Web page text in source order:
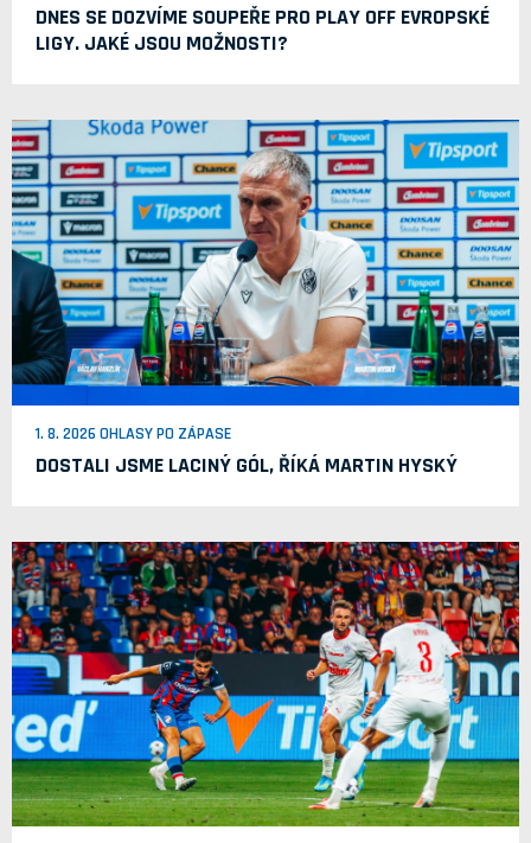
DNES SE DOZVÍME SOUPEŘE PRO PLAY OFF EVROPSKÉ
LIGY. JAKÉ JSOU MOŽNOSTI?
1. 8. 2026 OHLASY PO ZÁPASE
DOSTALI JSME LACINÝ GÓL, ŘÍKÁ MARTIN HYSKÝ